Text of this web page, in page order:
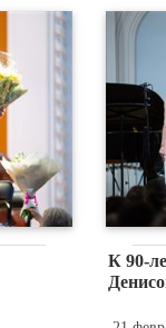
К 90-